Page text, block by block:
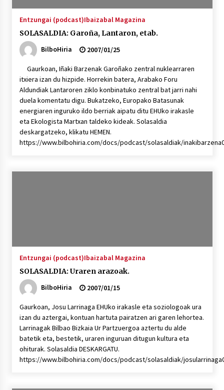
Entzungai (podcast)Ibaizabal Magazina
SOLASALDIA: Garoña, Lantaron, etab.
BilboHiria
2007/01/25
Gaurkoan, Iñaki Barzenak Garoñako zentral nuklearraren
itxiera izan du hizpide. Horrekin batera, Arabako Foru
Aldundiak Lantaroren ziklo konbinatuko zentral bat jarri nahi
duela komentatu digu. Bukatzeko, Europako Batasunak
energiaren inguruko ildo berriak aipatu ditu EHUko irakasle
eta Ekologista Martxan taldeko kideak. Solasaldia
deskargatzeko, klikatu HEMEN.
https://www.bilbohiria.com/docs/podcast/solasaldiak/
Entzungai (podcast)Ibaizabal Magazina
SOLASALDIA: Uraren arazoak.
BilboHiria
2007/01/15
Gaurkoan, Josu Larrinaga EHUko irakasle eta soziologoak ura
izan du aztergai, kontuan hartuta pairatzen ari garen lehortea.
Larrinagak Bilbao Bizkaia Ur Partzuergoa aztertu du alde
batetik eta, bestetik, uraren inguruan ditugun kultura eta
ohiturak. Solasaldia DESKARGATU.
https://www.bilbohiria.com/docs/podcast/solasaldiak/